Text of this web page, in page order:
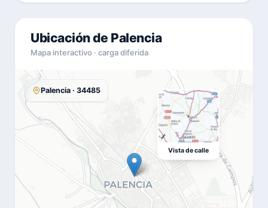
Ubicación de Palencia
Mapa interactivo · carga diferida
Palencia · 34485
Vista de calle